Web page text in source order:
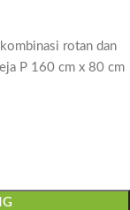
rotan dan
P 160 cm x 80 cm